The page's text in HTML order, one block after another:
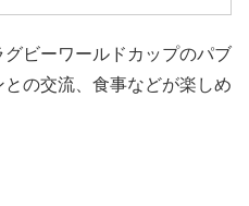
ビーワールドカップのパブ
の交流、食事などが楽しめ